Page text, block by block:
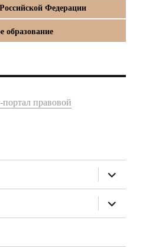
Федерации
образование
правовой
раскрыть
дочернее
меню
раскрыть
дочернее
меню